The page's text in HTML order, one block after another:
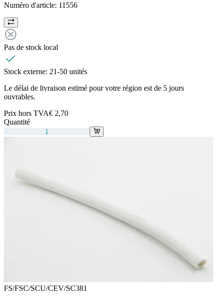
Numéro d'article: 11556
Pas de stock local
Stock externe: 21-50 unités
Le délai de livraison estimé pour votre région est de 5 jours
ouvrables.
Prix hors TVA€ 2,70
Quantité
FS/FSC/SCU/CEV/SC381